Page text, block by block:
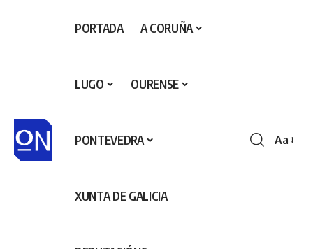
PORTADA A CORUÑA
LUGO OURENSE
PONTEVEDRA
XUNTA DE GALICIA
Aa